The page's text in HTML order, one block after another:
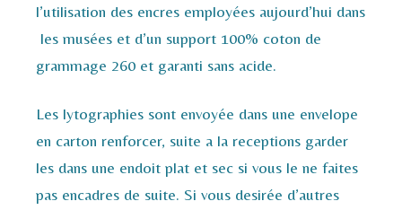
l’utilisation des encres employées aujourd’hui dans
les musées et d’un support 100% coton de
grammage 260 et garanti sans acide.
Les lytographies sont envoyée dans une envelope
en carton renforcer, suite a la receptions garder
les dans une endoit plat et sec si vous le ne faites
pas encadres de suite. Si vous desirée d’autres